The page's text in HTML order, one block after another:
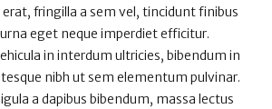
erat, fringilla a sem vel, tincidunt finibus
eget neque imperdiet efficitur.
in interdum ultricies, bibendum in
nibh ut sem elementum pulvinar.
a dapibus bibendum, massa lectus